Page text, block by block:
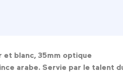
et blanc, 35mm optique
arabe. Servie par le talent